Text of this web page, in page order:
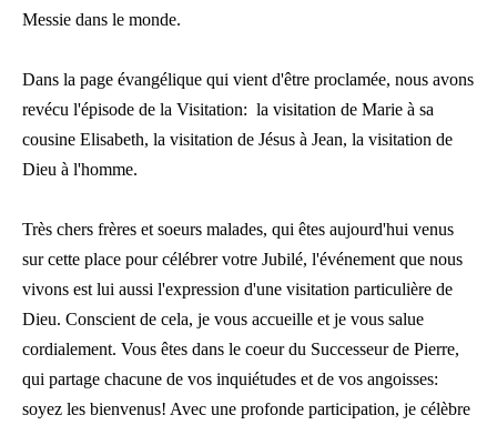
Messie dans le monde.
Dans la page évangélique qui vient d'être proclamée, nous avons
revécu l'épisode de la Visitation: la visitation de Marie à sa
cousine Elisabeth, la visitation de Jésus à Jean, la visitation de
Dieu à l'homme.
Très chers frères et soeurs malades, qui êtes aujourd'hui venus
sur cette place pour célébrer votre Jubilé, l'événement que nous
vivons est lui aussi l'expression d'une visitation particulière de
Dieu. Conscient de cela, je vous accueille et je vous salue
cordialement. Vous êtes dans le coeur du Successeur de Pierre,
qui partage chacune de vos inquiétudes et de vos angoisses:
soyez les bienvenus! Avec une profonde participation, je célèbre